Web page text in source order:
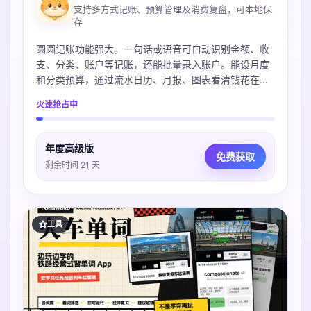
支持多方式记账、预算管理及消费复盘，可本地保
存
圆圆记账功能强大。一句话或语音可自动识别金额、收
支、分类、账户等记账，还能批量录入账户。能设月度
和分类预算，通过流水日历、月报、图表看清钱花在
导入多种账单，微信支付宝Excel都支持。
火速抢占中
年度高级版
剩余时间 21 天
免费获取
工具